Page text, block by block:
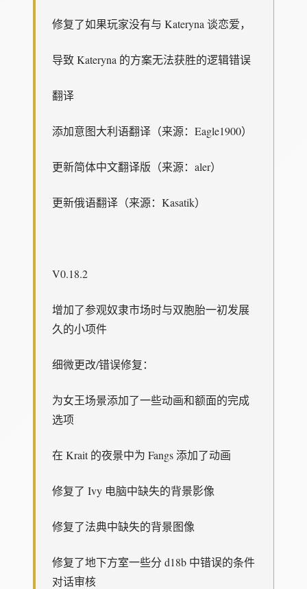
修复了如果玩家没有与 Kateryna 谈恋爱，
导致 Kateryna 的方案无法获胜的逻辑错误
翻译
添加意图大利语翻译（来源：Eagle1900）
更新简体中文翻译版（来源：aler）
更新俄语翻译（来源：Kasatik）
V0.18.2
增加了参观奴隶市场时与双胞胎一初发展
久的小项件
细微更改/错误修复：
为女王场景添加了一些动画和额面的完成
选项
在 Krait 的夜景中为 Fangs 添加了动画
修复了 Ivy 电脑中缺失的背景影像
修复了法典中缺失的背景图像
修复了地下方室一些分 d18b 中错误的条件
对话审核